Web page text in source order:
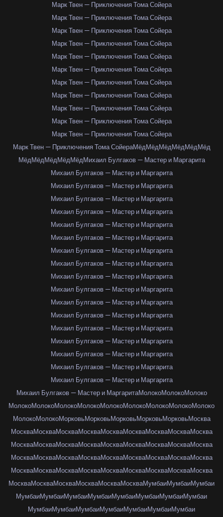
Марк Твен — Приключения Тома Сойера
Марк Твен — Приключения Тома Сойера
Марк Твен — Приключения Тома Сойера
Марк Твен — Приключения Тома Сойера
Марк Твен — Приключения Тома Сойера
Марк Твен — Приключения Тома Сойера
Марк Твен — Приключения Тома Сойера
Марк Твен — Приключения Тома Сойера
Марк Твен — Приключения Тома Сойера
Марк Твен — Приключения Тома Сойера
Марк Твен — Приключения Тома Сойера
Марк Твен — Приключения Тома СойераМёдМёдМёдМёдМёдМёд
МёдМёдМёдМёдМёдМихаил Булгаков — Мастер и Маргарита
Михаил Булгаков — Мастер и Маргарита
Михаил Булгаков — Мастер и Маргарита
Михаил Булгаков — Мастер и Маргарита
Михаил Булгаков — Мастер и Маргарита
Михаил Булгаков — Мастер и Маргарита
Михаил Булгаков — Мастер и Маргарита
Михаил Булгаков — Мастер и Маргарита
Михаил Булгаков — Мастер и Маргарита
Михаил Булгаков — Мастер и Маргарита
Михаил Булгаков — Мастер и Маргарита
Михаил Булгаков — Мастер и Маргарита
Михаил Булгаков — Мастер и Маргарита
Михаил Булгаков — Мастер и Маргарита
Михаил Булгаков — Мастер и Маргарита
Михаил Булгаков — Мастер и Маргарита
Михаил Булгаков — Мастер и Маргарита
Михаил Булгаков — Мастер и Маргарита
Михаил Булгаков — Мастер и МаргаритаМолокоМолокоМолоко
МолокоМолокоМолокоМолокоМолокоМолокоМолокоМолокоМолоко
МолокоМолокоМорковьМорковьМорковьМорковьМорковьМосква
МоскваМоскваМоскваМоскваМоскваМоскваМоскваМоскваМосква
МоскваМоскваМоскваМоскваМоскваМоскваМоскваМоскваМосква
МоскваМоскваМоскваМоскваМоскваМоскваМоскваМоскваМосква
МоскваМоскваМоскваМоскваМоскваМоскваМоскваМоскваМосква
МоскваМоскваМоскваМоскваМоскваМоскваМумбаиМумбаиМумбаи
МумбаиМумбаиМумбаиМумбаиМумбаиМумбаиМумбаиМумбаи
МумбаиМумбаиМумбаиМумбаиМумбаиМумбаиМумбаи